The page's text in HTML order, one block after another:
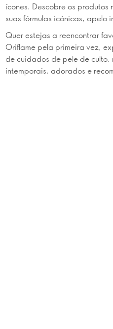
ícones. Descobre os
suas fórmulas icónicas,
Quer estejas a reencontrar
Oriflame pela primeira vez,
de cuidados de pele de culto,
intemporais, adorados e